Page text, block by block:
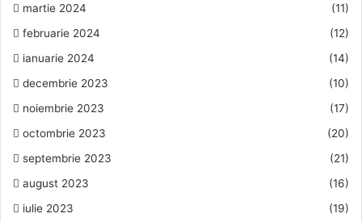
martie 2024
(11)
februarie 2024
(12)
ianuarie 2024
(14)
decembrie 2023
(10)
noiembrie 2023
(17)
octombrie 2023
(20)
septembrie 2023
(21)
august 2023
(16)
iulie 2023
(19)